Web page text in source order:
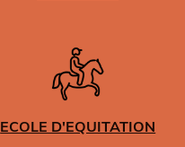
ECOLE D'EQUITATION